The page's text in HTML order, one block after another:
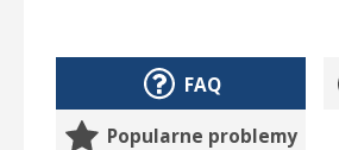
FAQ
Popularne problemy